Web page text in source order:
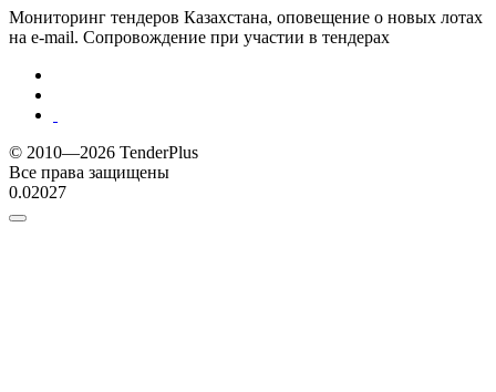
Мониторинг тендеров Казахстана, оповещение о новых лотах
на e-mail. Сопровождение при участии в тендерах
© 2010—2026 TenderPlus
Все права защищены
0.02027